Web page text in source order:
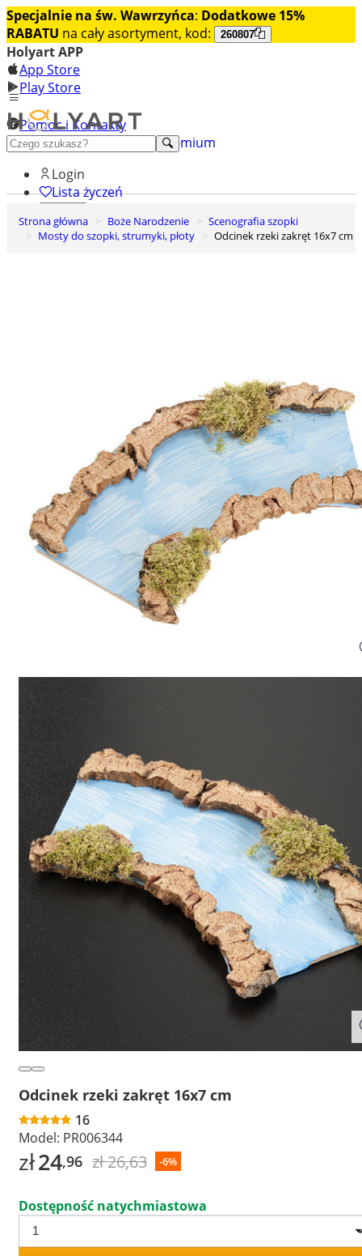
Specjalnie na św. Wawrzyńca: Dodatkowe 15%
RABATU na cały asortyment, kod: 260807
Holyart APP
App Store
Play Store
Pomoc i Kontakty
+48 222 922 860
Odkryj premium
Login
Lista życzeń
0
Koszyk
Strona główna Boże Narodzenie
Scenografia szopki
Mosty do szopki, strumyki, płoty
Odcinek rzeki zakręt 16x7 cm
Odcinek rzeki zakręt 16x7 cm
16
Model: PR006344
zł24,96 zł 26,63 -6%
Dostępność natychmiastowa